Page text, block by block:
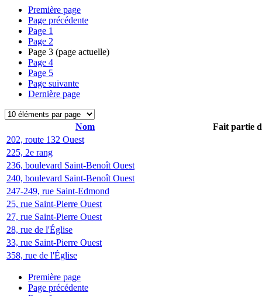
Première page
Page précédente
Page 1
Page 2
Page 3 (page actuelle)
Page 4
Page 5
Page suivante
Dernière page
Nom
Fait partie
202, route 132 Ouest
225, 2e rang
236, boulevard Saint-Benoît Ouest
240, boulevard Saint-Benoît Ouest
247-249, rue Saint-Edmond
25, rue Saint-Pierre Ouest
27, rue Saint-Pierre Ouest
28, rue de l'Église
33, rue Saint-Pierre Ouest
358, rue de l'Église
Première page
Page précédente